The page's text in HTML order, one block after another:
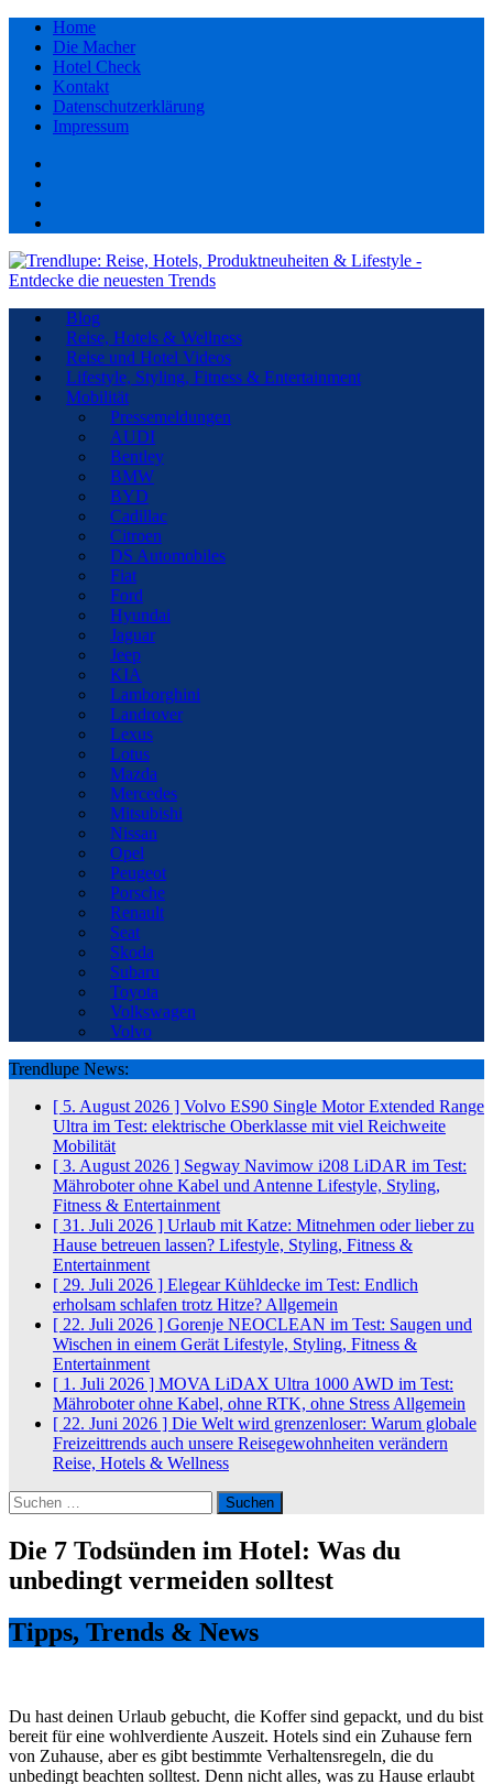
Home
Die Macher
Hotel Check
Kontakt
Datenschutzerklärung
Impressum
Blog
Reise, Hotels & Wellness
Reise und Hotel Videos
Lifestyle, Styling, Fitness & Entertainment
Mobilität
Pressemeldungen
AUDI
Bentley
BMW
BYD
Cadillac
Citroen
DS Automobiles
Fiat
Ford
Hyundai
Jaguar
Jeep
KIA
Lamborghini
Landrover
Lexus
Lotus
Mazda
Mercedes
Mitsubishi
Nissan
Opel
Peugeot
Porsche
Renault
Seat
Skoda
Subaru
Toyota
Volkswagen
Volvo
Trendlupe News:
[ 5. August 2026 ] Volvo ES90 Single Motor Extended Range
Ultra im Test: elektrische Oberklasse mit viel Reichweite
Mobilität
[ 3. August 2026 ] Segway Navimow i208 LiDAR im Test:
Mähroboter ohne Kabel und Antenne Lifestyle, Styling,
Fitness & Entertainment
[ 31. Juli 2026 ] Urlaub mit Katze: Mitnehmen oder lieber zu
Hause betreuen lassen? Lifestyle, Styling, Fitness &
Entertainment
[ 29. Juli 2026 ] Elegear Kühldecke im Test: Endlich
erholsam schlafen trotz Hitze? Allgemein
[ 22. Juli 2026 ] Gorenje NEOCLEAN im Test: Saugen und
Wischen in einem Gerät Lifestyle, Styling, Fitness &
Entertainment
[ 1. Juli 2026 ] MOVA LiDAX Ultra 1000 AWD im Test:
Mähroboter ohne Kabel, ohne RTK, ohne Stress Allgemein
[ 22. Juni 2026 ] Die Welt wird grenzenloser: Warum globale
Freizeittrends auch unsere Reisegewohnheiten verändern
Reise, Hotels & Wellness
Suchen
nach:
Die 7 Todsünden im Hotel: Was du
unbedingt vermeiden solltest
Tipps, Trends & News
Du hast deinen Urlaub gebucht, die Koffer sind gepackt, und du bist
bereit für eine wohlverdiente Auszeit. Hotels sind ein Zuhause fern
von Zuhause, aber es gibt bestimmte Verhaltensregeln, die du
unbedingt beachten solltest. Denn nicht alles, was zu Hause erlaubt